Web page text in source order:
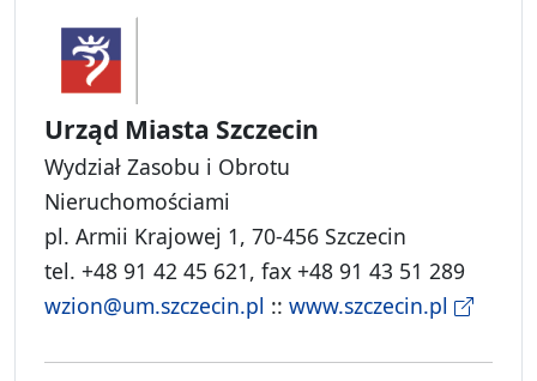
Urząd Miasta Szczecin
Wydział Zasobu i Obrotu
Nieruchomościami
pl. Armii Krajowej 1, 70-456 Szczecin
tel. +48 91 42 45 621, fax +48 91 43 51 289
wzion@um.szczecin.pl :: www.szczecin.pl